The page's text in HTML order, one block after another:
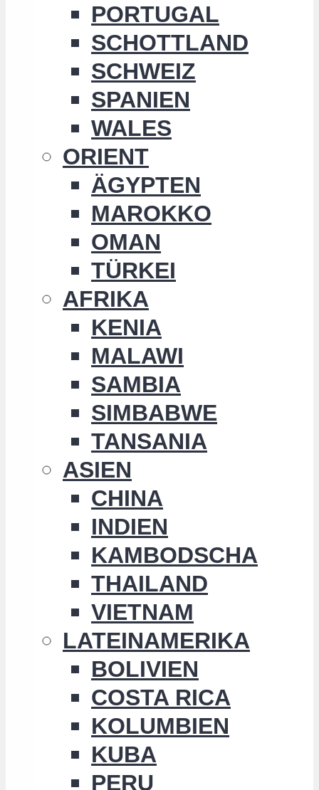
PORTUGAL
SCHOTTLAND
SCHWEIZ
SPANIEN
WALES
ORIENT
ÄGYPTEN
MAROKKO
OMAN
TÜRKEI
AFRIKA
KENIA
MALAWI
SAMBIA
SIMBABWE
TANSANIA
ASIEN
CHINA
INDIEN
KAMBODSCHA
THAILAND
VIETNAM
LATEINAMERIKA
BOLIVIEN
COSTA RICA
KOLUMBIEN
KUBA
PERU